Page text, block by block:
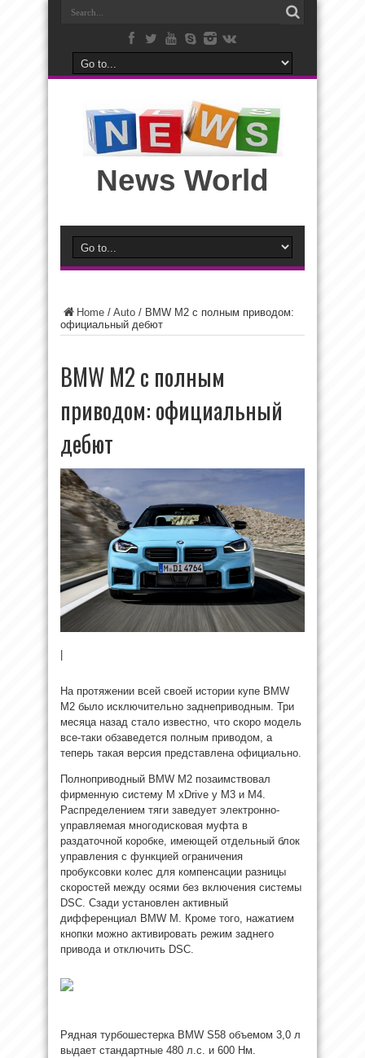
News World
Home / Auto / BMW М2 с полным приводом:
официальный дебют
BMW М2 с полным
приводом: официальный
дебют
|
На протяжении всей своей истории купе BMW
M2 было исключительно заднеприводным. Три
месяца назад стало известно, что скоро модель
все-таки обзаведется полным приводом, а
теперь такая версия представлена официально.
Полноприводный BMW M2 позаимствовал
фирменную систему M xDrive у M3 и M4.
Распределением тяги заведует электронно-
управляемая многодисковая муфта в
раздаточной коробке, имеющей отдельный блок
управления с функцией ограничения
пробуксовки колес для компенсации разницы
скоростей между осями без включения системы
DSC. Сзади установлен активный
дифференциал BMW M. Кроме того, нажатием
кнопки можно активировать режим заднего
привода и отключить DSC.
Рядная турбошестерка BMW S58 объемом 3,0 л
выдает стандартные 480 л.с. и 600 Нм.